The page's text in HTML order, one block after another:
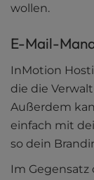
wollen.
E-Mail-
InMotion
die die
Außerdem
einfach mit
so dein
Im Gegensatz